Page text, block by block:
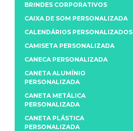
BRINDES CORPORATIVOS
CAIXA DE SOM PERSONALIZADA
CALENDÁRIOS PERSONALIZADOS
CAMISETA PERSONALIZADA
CANECA PERSONALIZADA
CANETA ALUMÍNIO
PERSONALIZADA
CANETA METÁLICA
PERSONALIZADA
CANETA PLÁSTICA
PERSONALIZADA